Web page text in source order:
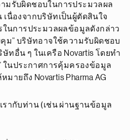
ามรับผิดชอบในการประมวลผล
นื่องจากบริษัทเป็นผู้ตัดสินใจ
ในการประมวลผลข้อมูลดังกล่าว
ม” บริษัทอาจใช้ความรับผิดชอบ
ทอื่น ๆ ในเครือ Novartis โดยทำ
ในประกาศการคุ้มครองข้อมูล
มายถึง Novartis Pharma AG
ากับท่าน (เช่น ผ่านฐานข้อมูล